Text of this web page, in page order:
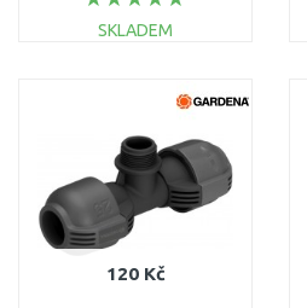
SKLADEM
120 Kč